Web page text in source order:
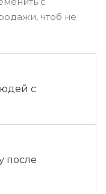
чтоб не
с
после